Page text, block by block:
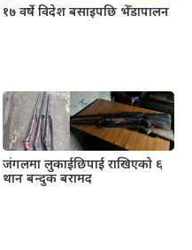
१७ वर्षे विदेश बसाइपछि भेँडापालन
जंगलमा लुकाईछिपाई राखिएको ६
थान बन्दुक बरामद